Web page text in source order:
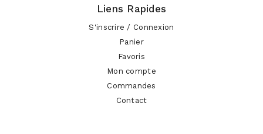
Liens Rapides
S'inscrire / Connexion
Panier
Favoris
Mon compte
Commandes
Contact